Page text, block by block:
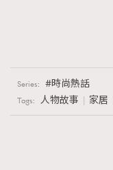
Series: 時尚熱話
Tags: 人物故事 家居